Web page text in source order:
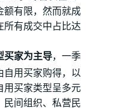
额有限，然而就成
所有成交中占比达
买家为主导，一季
自用买家购得，以
用买家类型呈多元
间组织、私营民